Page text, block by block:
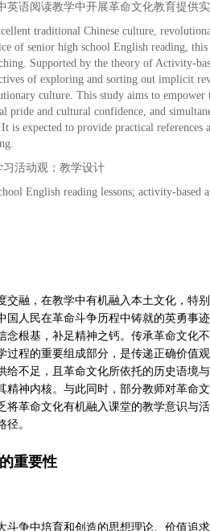
语阅读教学中开展革命文化教育提供实
traditional Chinese culture,
of senior high school English reading,
Supported by the theory of Activity-
of exploring and sorting out implicit
culture. This study aims to
pride and cultural confidence, and
is expected to provide practical
活动观；教学设计
English reading lessons; activity-based
交融，在教学中有机融入本土文化，特
国人民在革命斗争历程中铸就的英勇事
根基，补足精神之钙。传承革命文化
过程的重要组成部分，是传递正确价值
不足，且革命文化所依托的历史语境
精神内核。与此同时，部分教师对革命
革命文化有机融入课堂的教学意识与
。
重要性
斗争中培育和创造的思想理论、价值追